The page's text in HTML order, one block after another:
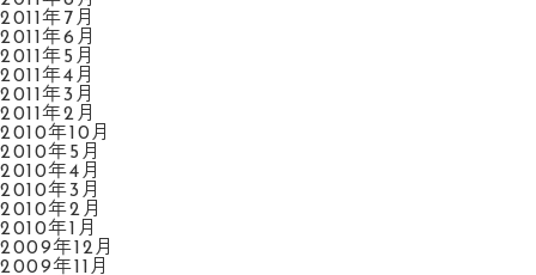
2011年7月
2011年6月
2011年5月
2011年4月
2011年3月
2011年2月
2010年10月
2010年5月
2010年4月
2010年3月
2010年2月
2010年1月
2009年12月
2009年11月